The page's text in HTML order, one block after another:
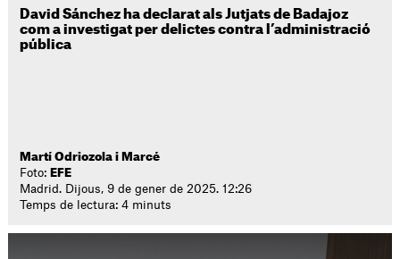
David Sánchez ha declarat als Jutjats de Badajoz
com a investigat per delictes contra l’administració
pública
Martí Odriozola i Marcé
Foto: EFE
Madrid. Dijous, 9 de gener de 2025. 12:26
Temps de lectura: 4 minuts